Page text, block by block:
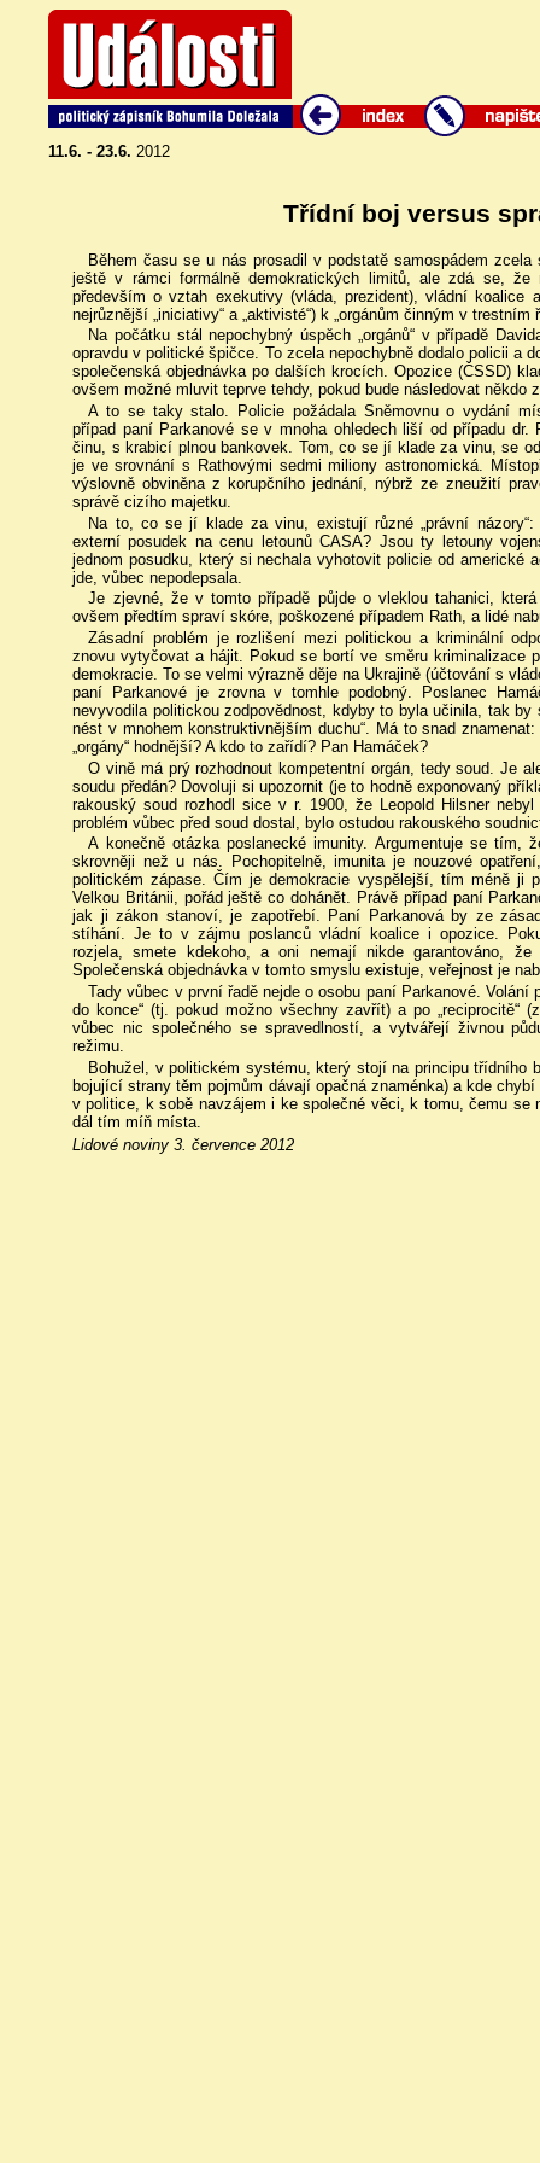
11.6. - 23.6. 2012
Třídní boj versus
Během času se u nás prosadil v podstatě samospádem
ještě v rámci formálně demokratických limitů, ale zdá se,
především o vztah exekutivy (vláda, prezident), vládní
nejrůznější „iniciativy“ a „aktivisté“) k „orgánům činným v trestním
Na počátku stál nepochybný úspěch „orgánů“ v případě
opravdu v politické špičce. To zcela nepochybně dodalo policii a
společenská objednávka po dalších krocích. Opozice (ČSSD)
ovšem možné mluvit teprve tehdy, pokud bude následovat někdo
A to se taky stalo. Policie požádala Sněmovnu o vydání
případ paní Parkanové se v mnoha ohledech liší od případu
činu, s krabicí plnou bankovek. Tom, co se jí klade za vinu, se
je ve srovnání s Rathovými sedmi miliony astronomická.
výslovně obviněna z korupčního jednání, nýbrž ze zneužití
správě cizího majetku.
Na to, co se jí klade za vinu, existují různé „právní
externí posudek na cenu letounů CASA? Jsou ty letouny
jednom posudku, který si nechala vyhotovit policie od americké
jde, vůbec nepodepsala.
Je zjevné, že v tomto případě půjde o vleklou tahanici,
ovšem předtím spraví skóre, poškozené případem Rath, a lidé
Zásadní problém je rozlišení mezi politickou a kriminální
znovu vytyčovat a hájit. Pokud se bortí ve směru kriminalizace
demokracie. To se velmi výrazně děje na Ukrajině (účtování s
paní Parkanové je zrovna v tomhle podobný. Poslanec
nevyvodila politickou zodpovědnost, kdyby to byla učinila, tak
nést v mnohem konstruktivnějším duchu“. Má to snad
„orgány“ hodnější? A kdo to zařídí? Pan Hamáček?
O vině má prý rozhodnout kompetentní orgán, tedy soud. Je
soudu předán? Dovoluji si upozornit (je to hodně exponovaný
rakouský soud rozhodl sice v r. 1900, že Leopold Hilsner
problém vůbec před soud dostal, bylo ostudou rakouského
A konečně otázka poslanecké imunity. Argumentuje se tím,
skrovněji než u nás. Pochopitelně, imunita je nouzové
politickém zápase. Čím je demokracie vyspělejší, tím méně ji
Velkou Británii, pořád ještě co dohánět. Právě případ paní
jak ji zákon stanoví, je zapotřebí. Paní Parkanová by ze
stíhání. Je to v zájmu poslanců vládní koalice i opozice.
rozjela, smete kdekoho, a oni nemají nikde garantováno,
Společenská objednávka v tomto smyslu existuje, veřejnost je
Tady vůbec v první řadě nejde o osobu paní Parkanové.
do konce“ (tj. pokud možno všechny zavřít) a po „reciprocitě“
vůbec nic společného se spravedlností, a vytvářejí živnou
režimu.
Bohužel, v politickém systému, který stojí na principu třídního
bojující strany těm pojmům dávají opačná znaménka) a kde
v politice, k sobě navzájem i ke společné věci, k tomu, čemu se
dál tím míň místa.
Lidové noviny 3. července 2012